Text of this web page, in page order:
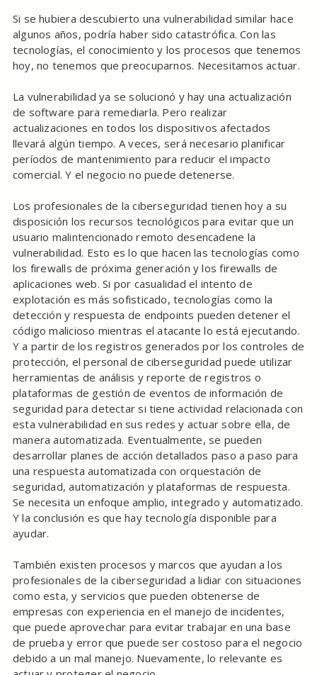
Si se hubiera descubierto una vulnerabilidad similar hace
algunos años, podría haber sido catastrófica. Con las
tecnologías, el conocimiento y los procesos que tenemos
hoy, no tenemos que preocuparnos. Necesitamos actuar.
La vulnerabilidad ya se solucionó y hay una actualización
de software para remediarla. Pero realizar
actualizaciones en todos los dispositivos afectados
llevará algún tiempo. A veces, será necesario planificar
períodos de mantenimiento para reducir el impacto
comercial. Y el negocio no puede detenerse.
Los profesionales de la ciberseguridad tienen hoy a su
disposición los recursos tecnológicos para evitar que un
usuario malintencionado remoto desencadene la
vulnerabilidad. Esto es lo que hacen las tecnologías como
los firewalls de próxima generación y los firewalls de
aplicaciones web. Si por casualidad el intento de
explotación es más sofisticado, tecnologías como la
detección y respuesta de endpoints pueden detener el
código malicioso mientras el atacante lo está ejecutando.
Y a partir de los registros generados por los controles de
protección, el personal de ciberseguridad puede utilizar
herramientas de análisis y reporte de registros o
plataformas de gestión de eventos de información de
seguridad para detectar si tiene actividad relacionada con
esta vulnerabilidad en sus redes y actuar sobre ella, de
manera automatizada. Eventualmente, se pueden
desarrollar planes de acción detallados paso a paso para
una respuesta automatizada con orquestación de
seguridad, automatización y plataformas de respuesta.
Se necesita un enfoque amplio, integrado y automatizado.
Y la conclusión es que hay tecnología disponible para
ayudar.
También existen procesos y marcos que ayudan a los
profesionales de la ciberseguridad a lidiar con situaciones
como esta, y servicios que pueden obtenerse de
empresas con experiencia en el manejo de incidentes,
que puede aprovechar para evitar trabajar en una base
de prueba y error que puede ser costoso para el negocio
debido a un mal manejo. Nuevamente, lo relevante es